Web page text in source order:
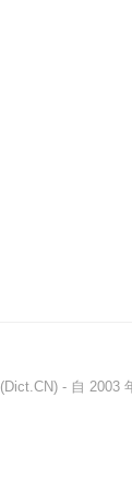
(Dict.CN) - 自 2003